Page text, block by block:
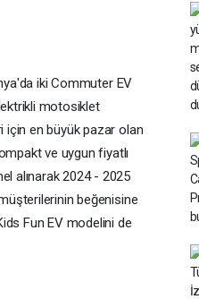
iki Commuter EV
motosiklet
için en büyük pazar olan
ve uygun fiyatlı
alınarak 2024 - 2025
beğenisine
Fun EV modelini de